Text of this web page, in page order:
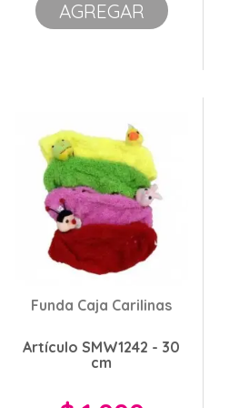
AGREGAR
Funda Caja Carilinas
Artículo SMW1242 - 30
cm